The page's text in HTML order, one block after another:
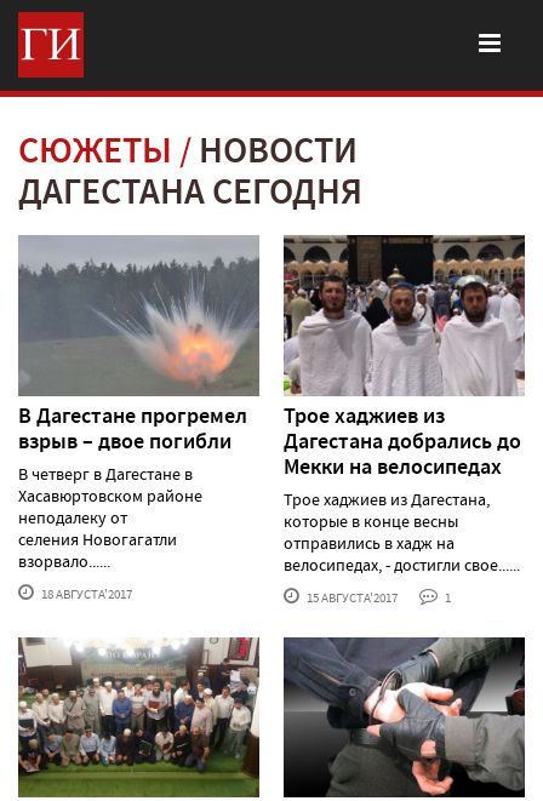
СЮЖЕТЫ
НОВОСТИ
ДАГЕСТАНА СЕГОДНЯ
В Дагестане прогремел
взрыв – двое погибли
В четверг в Дагестане в
Хасавюртовском районе
неподалеку от
селения Новогагатли
взорвало......
18 АВГУСТА'2017
Трое хаджиев из
Дагестана добрались до
Мекки на велосипедах
Трое хаджиев из Дагестана,
которые в конце весны
отправились в хадж на
велосипедах, - достигли свое......
15 АВГУСТА'2017 1